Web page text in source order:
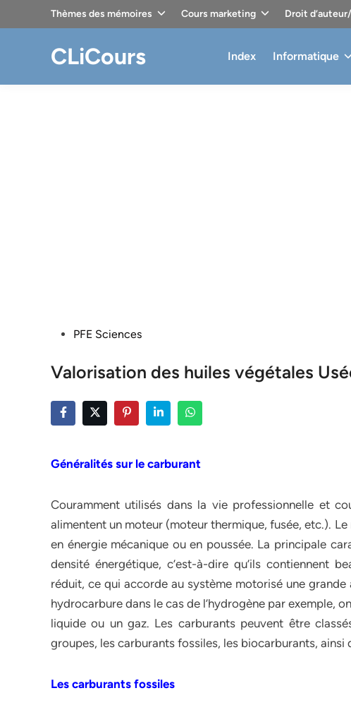
Thèmes des mémoires Cours marketing Droit
CLiCours Index Informatique
PostedPFE Sciences
Valorisation des huiles végétales
Généralités sur le carburant
Couramment utilisés dans la vie professionnelle et
alimentent un moteur (moteur thermique, fusée, etc.).
en énergie mécanique ou en poussée. La principale
densité énergétique, c’est-à-dire qu’ils contiennent
réduit, ce qui accorde au système motorisé une
hydrocarbure dans le cas de l’hydrogène par exemple,
liquide ou un gaz. Les carburants peuvent être
groupes, les carburants fossiles, les biocarburants, ainsi
Les carburants fossiles